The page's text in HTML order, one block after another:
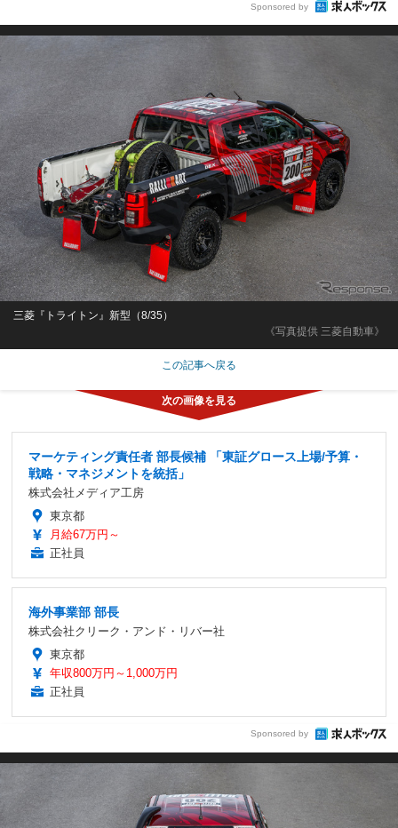
Sponsored by
《写真提供 三菱自動車》
三菱『トライトン』新型（8/35）
この記事へ戻る
マーケティング責任者 部長候補 「東証グロース上場/予算・
戦略・マネジメントを統括」
株式会社メディア工房
東京都
月給67万円～
正社員
海外事業部 部長
株式会社クリーク・アンド・リバー社
東京都
年収800万円～1,000万円
正社員
Sponsored by